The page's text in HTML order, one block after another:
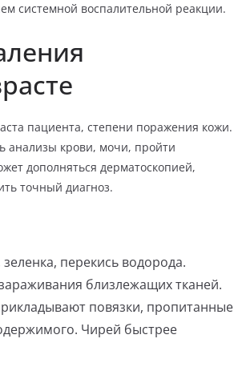
системной воспалительной реакции.
пациента, степени поражения кожи.
анализы крови, мочи, пройти
дополняться дерматоскопией,
точный диагноз.
перекись водорода.
близлежащих тканей.
повязки, пропитанные
Чирей быстрее